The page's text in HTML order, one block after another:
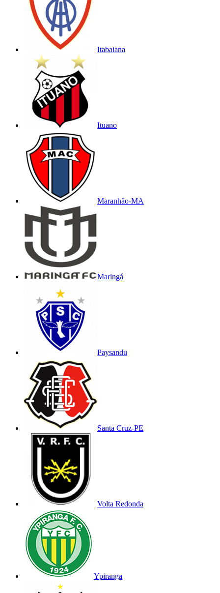
Itabaiana
Ituano
Maranhão-MA
Maringá
Paysandu
Santa Cruz-PE
Volta Redonda
Ypiranga